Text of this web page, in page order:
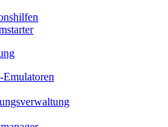
Emulatoren